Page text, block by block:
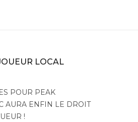
LOCAL
POUR PEAK
AURA ENFIN LE DROIT
!